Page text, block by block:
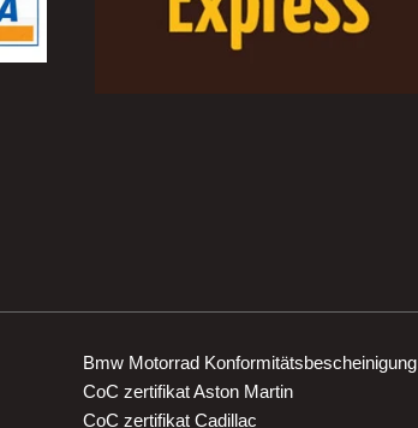
Bmw Motorrad Konformitätsbescheinigung
CoC zertifikat Aston Martin
CoC zertifikat Cadillac